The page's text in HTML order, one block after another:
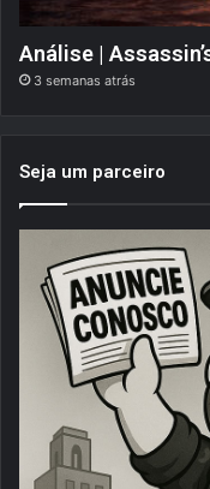
Análise |
3 semanas atrás
Seja um parceiro